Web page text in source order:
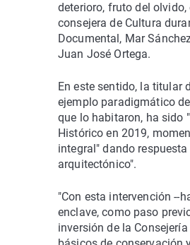
deterioro, fruto del
consejera de Cultura
Documental, Mar
Juan José Ortega.
En este sentido, la titular
ejemplo paradigmático
que lo habitaron, ha sido
Histórico en 2019,
integral" dando
arquitectónico".
"Con esta intervención --
enclave, como paso
inversión de la